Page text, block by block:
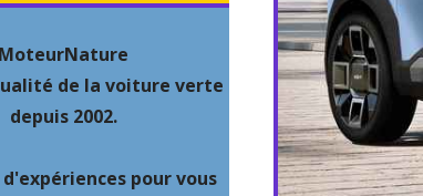
MoteurNature
de la voiture verte
depuis 2002.
d'expériences pour vous